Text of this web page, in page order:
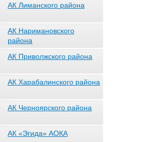
АК Лиманского района
АК Наримановского
района
АК Приволжского района
АК Харабалинского района
АК Черноярского района
АК «Эгида» АОКА